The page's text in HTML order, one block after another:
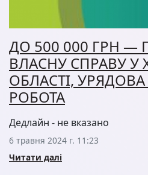
ДО 500 000 ГРН —
ВЛАСНУ СПРАВУ У
ОБЛАСТІ,
РОБОТА
Дедлайн - не вказано
6 травня 2024 г. 11:23
Читати далі